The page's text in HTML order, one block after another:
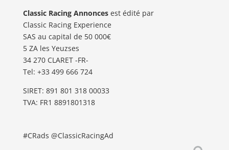
Classic Racing Annoncesest édité par
Classic Racing Experience
SAS au capital de 50 000€
5 ZA les Yeuzses
34 270 CLARET -FR-
Tel: ‭+33 499 666 724‬
SIRET: 891 801 318 00033
TVA: FR1 8891801318
#CRads @ClassicRacingAd